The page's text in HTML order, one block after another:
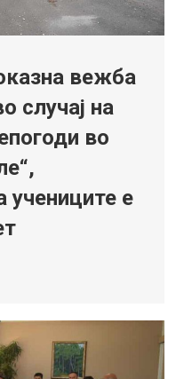
вежба
случај на
во
учениците е